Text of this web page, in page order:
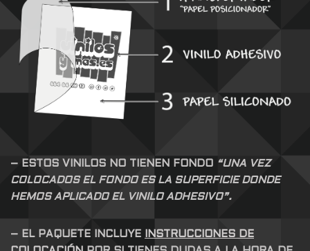
– ESTOS VINILOS NO TIENEN FONDO
“UNA VEZ
COLOCADOS EL FONDO ES LA SUPERFICIE DONDE
HEMOS APLICADO EL VINILO ADHESIVO”.
– EL PAQUETE INCLUYE
INSTRUCCIONES DE